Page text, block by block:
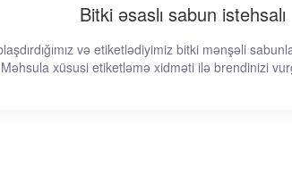
Bitki əsaslı sabun istehsalı
və etiketlədiyimiz bitki mənşəli
xüsusi etiketləmə xidməti ilə brendinizi